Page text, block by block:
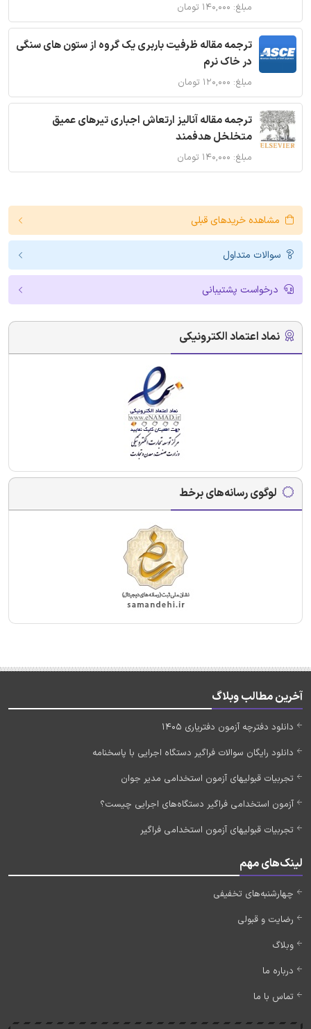
مبلغ: ۱۴۰,۰۰۰ تومان
ترجمه مقاله ظرفیت باربری یک گروه از ستون های سنگی
در خاک نرم
مبلغ: ۱۲۰,۰۰۰ تومان
ترجمه مقاله آنالیز ارتعاش اجباری تیرهای عمیق
متخلخل هدفمند
مبلغ: ۱۴۰,۰۰۰ تومان
مشاهده خریدهای قبلی
سوالات متداول
درخواست پشتیبانی
نماد اعتماد الکترونیکی
لوگوی رسانه‌های برخط
آخرین مطالب وبلاگ
دانلود دفترچه آزمون دفتریاری 1405
دانلود رایگان سوالات فراگیر دستگاه اجرایی با پاسخنامه
تجربیات قبولیهای آزمون استخدامی مدیر جوان
آزمون استخدامی فراگیر دستگاه‌های اجرایی چیست؟
تجربیات قبولیهای آزمون استخدامی فراگیر
لینک‌های مهم
چهارشنبه‌های تخفیفی
رضایت و قبولی
وبلاگ
درباره ما
تماس با ما